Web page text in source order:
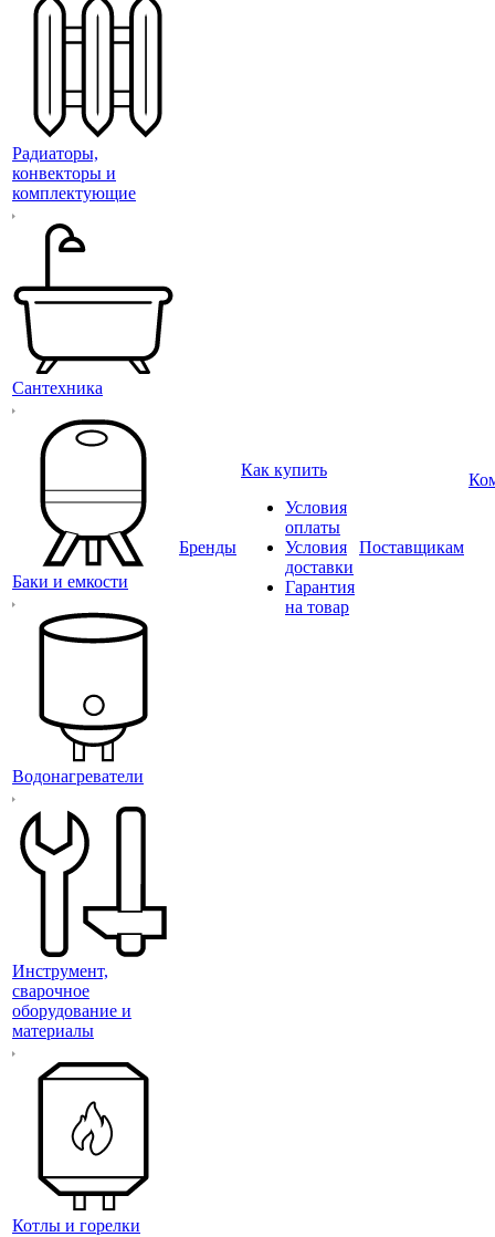
Радиаторы,
конвекторы и
комплектующие
Сантехника
Баки и емкости
Водонагреватели
Инструмент,
сварочное
оборудование и
материалы
Котлы и горелки
Бренды
Как купить
Условия
оплаты
Условия
доставки
Гарантия
на товар
Поставщикам